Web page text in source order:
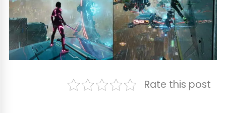
Rate this post